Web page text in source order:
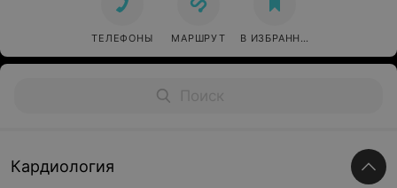
ТЕЛЕФОНЫ МАРШРУТ В ИЗБРАННОЕ
Кардиология